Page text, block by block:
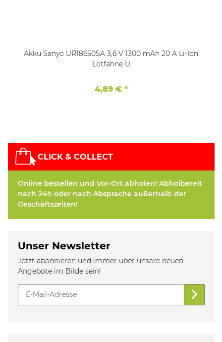
Akku Sanyo UR18650SA 3,6 V 1300 mAh 20 A Li-Ion
Lötfahne U
4,89 € *
CLICK & COLLECT
Online bestellen und Vor-Ort abholen! Abholbereit
nach 24h oder nach Absprache außerhalb der
Geschäftszeiten!
Unser Newsletter
Jetzt abonnieren und immer über unsere neuen
Angebote im Bilde sein!